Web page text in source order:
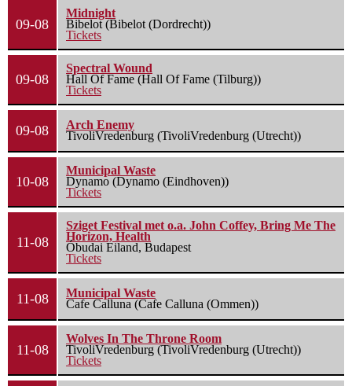
09-08
Midnight
Bibelot (Bibelot (Dordrecht))
Tickets
09-08
Spectral Wound
Hall Of Fame (Hall Of Fame (Tilburg))
Tickets
09-08
Arch Enemy
TivoliVredenburg (TivoliVredenburg (Utrecht))
10-08
Municipal Waste
Dynamo (Dynamo (Eindhoven))
Tickets
11-08
Sziget Festival met o.a. John Coffey, Bring Me The
Horizon, Health
Óbudai Eiland, Budapest
Tickets
11-08
Municipal Waste
Cafe Calluna (Cafe Calluna (Ommen))
11-08
Wolves In The Throne Room
TivoliVredenburg (TivoliVredenburg (Utrecht))
Tickets